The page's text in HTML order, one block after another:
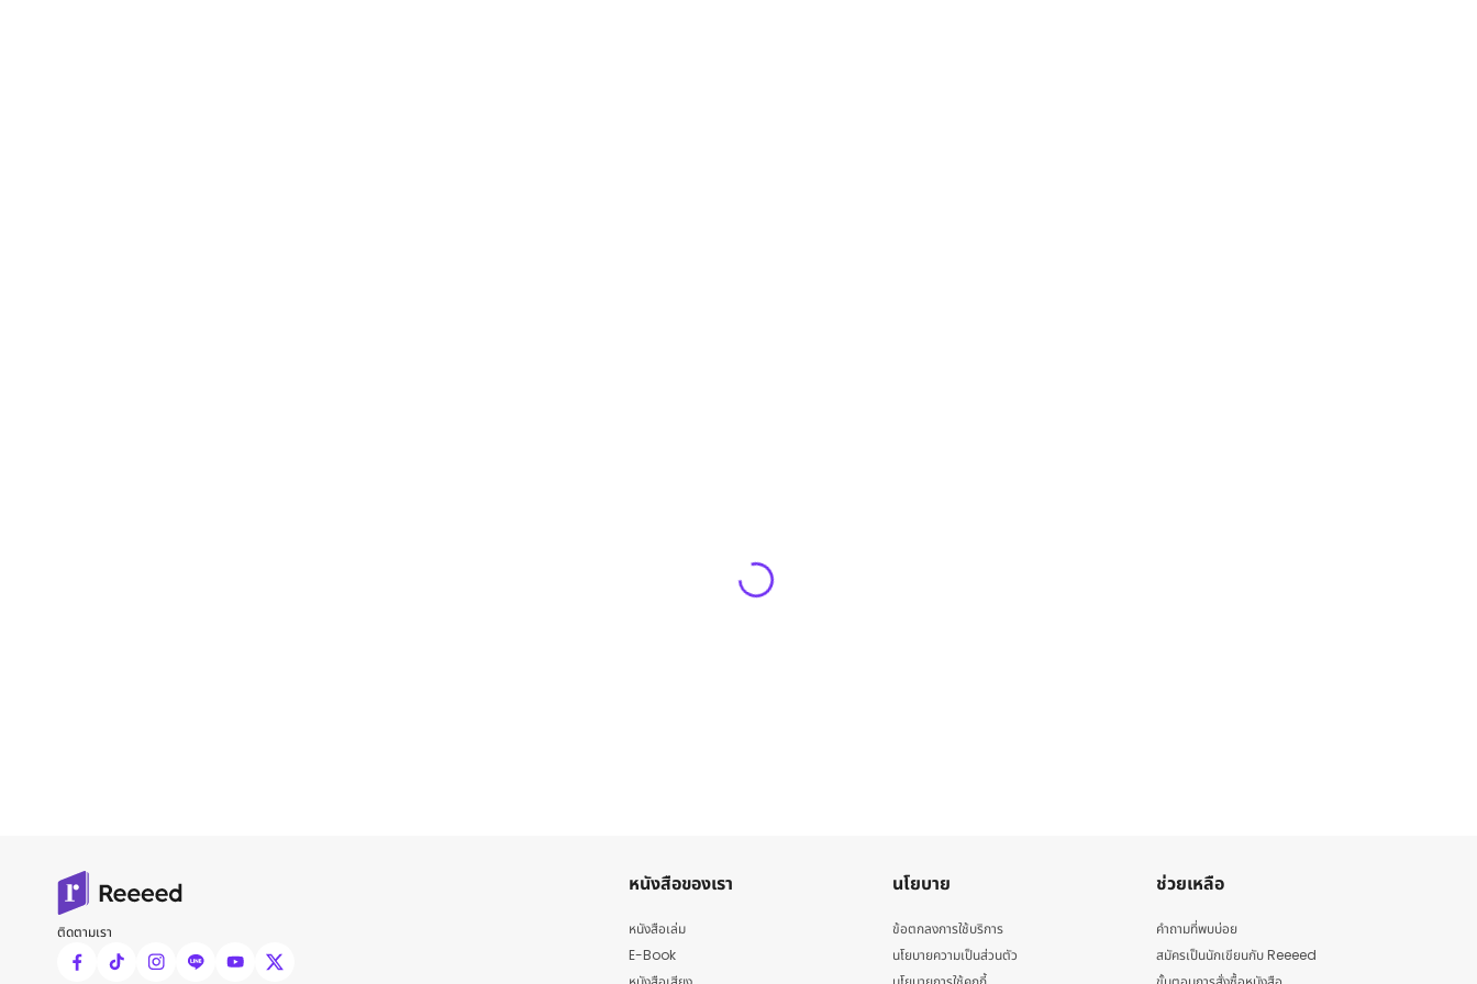
ติดตามเรา
หนังสือของเรา
หนังสือเล่ม
E-Book
นโยบาย
ข้อตกลงการใช้บริการ
นโยบายความเป็นส่วนตัว
ช่วยเหลือ
คำถามที่พบบ่อย
สมัครเป็นนักเขียนกับ Reeeed